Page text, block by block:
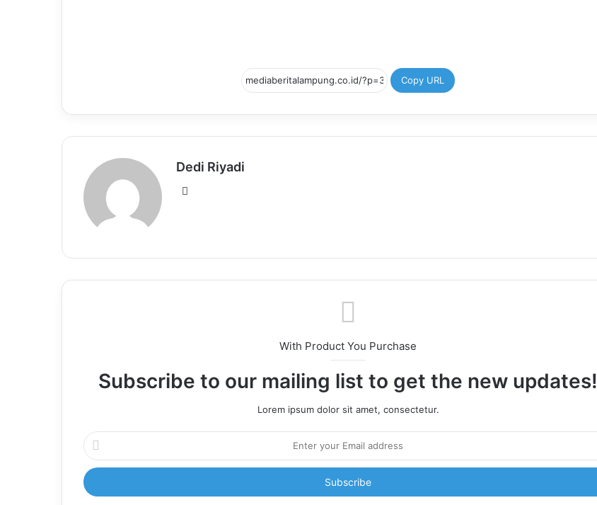
Copy URL
Dedi Riyadi
With Product You Purchase
Subscribe to our mailing list to get the new updates!
Lorem ipsum dolor sit amet, consectetur.
Enter
your
Email
address